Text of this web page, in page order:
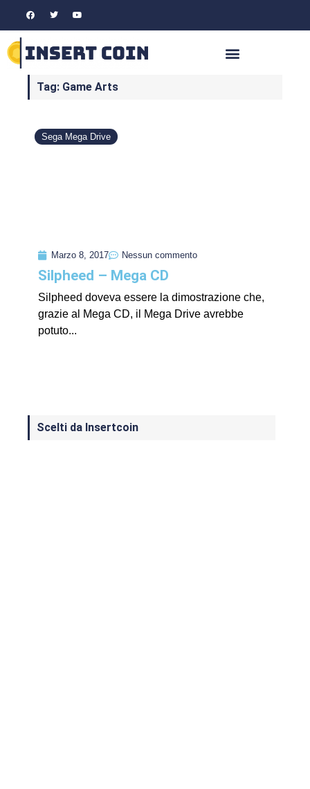
Tag: Game Arts
Sega Mega Drive
Marzo 8, 2017 Nessun commento
Silpheed – Mega CD
Silpheed doveva essere la dimostrazione che,
grazie al Mega CD, il Mega Drive avrebbe
potuto...
Scelti da Insertcoin